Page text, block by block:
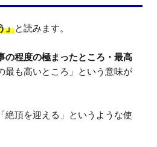
」と読みます。
の程度の極まったところ・最高
最も高いところ」という意味が
絶頂を迎える」というような使